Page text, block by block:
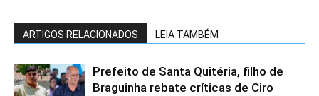
ARTIGOS RELACIONADOS LEIA TAMBÉM
Prefeito de Santa Quitéria, filho de
Braguinha rebate críticas de Ciro